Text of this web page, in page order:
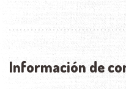
Información de